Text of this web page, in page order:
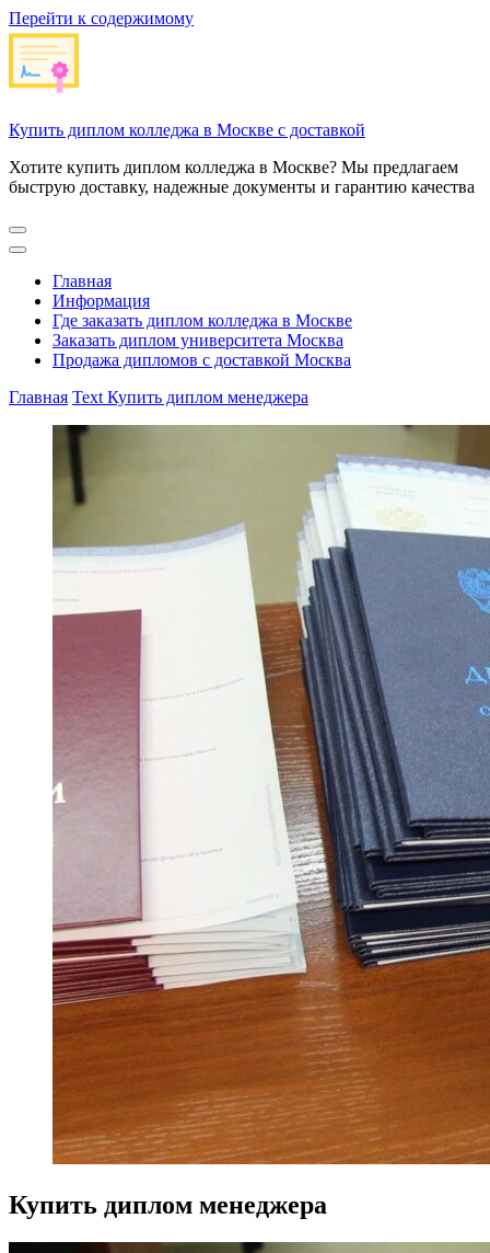
Перейти к содержимому
Купить диплом колледжа в Москве с доставкой
Хотите купить диплом колледжа в Москве? Мы предлагаем
быструю доставку, надежные документы и гарантию качества
Главная
Информация
Где заказать диплом колледжа в Москве
Заказать диплом университета Москва
Продажа дипломов с доставкой Москва
Главная Text Купить диплом менеджера
Купить диплом менеджера